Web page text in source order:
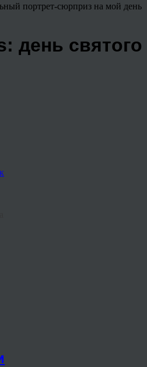
портрет-сюрприз на мой день
день святого